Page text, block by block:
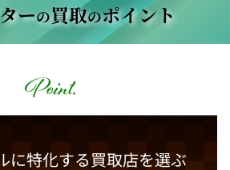
ーの買取のポイント
に特化する買取店を選ぶ